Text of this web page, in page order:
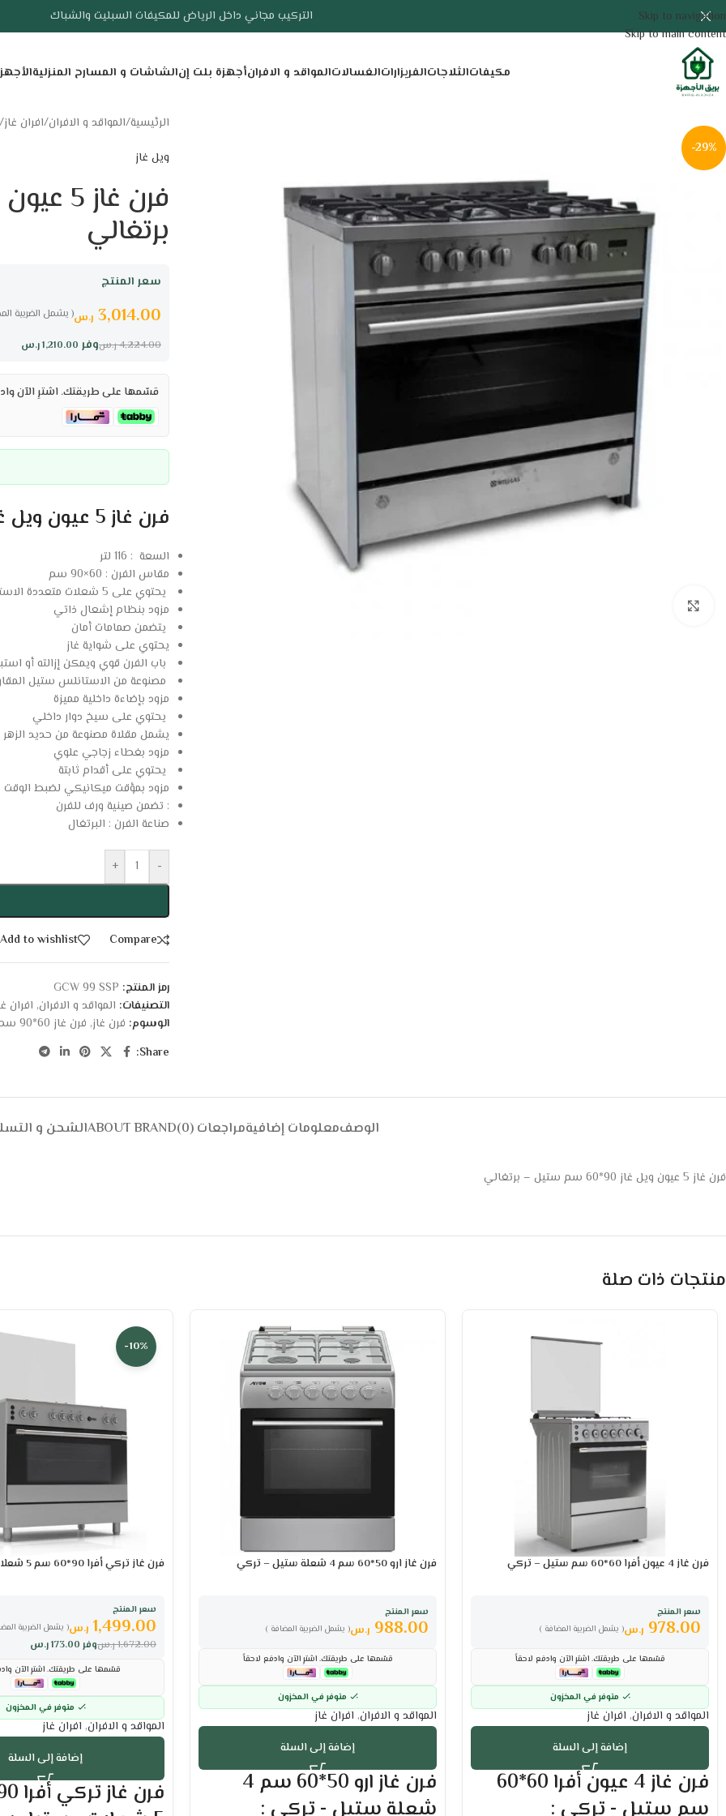
Skip to navigation
Skip to main content
التركيب مجاني داخل الرياض للمكيفات السبليت والشباك
مكيفاتالثلاجاتالفريزاراتالغسالاتالمواقد و الافرانأجهزة بلت إنالشاشات و المسارح المنزلية
-29%
الرئيسية/المواقد و الافران/افران غاز/
ويل غاز
برتغالي
سعر المنتج
( يشمل الضريبة 3,014.00 ر.س
وفر 1,210.00ر.س 4,224.00ر.س
قسّمها على طريقتك. اشترِ الآن
فرن غاز 5 عيون ويل غاز 90*60 سم ستيل – برتغالي :
السعة : 116 لتر
مقاس الفرن : 60×90 سم
يحتوي على 5 شعلات متعددة الاستخدام
مزود بنظام إشعال ذاتي
يتضمن صمامات أمان
يحتوي على شواية غاز
باب الفرن قوي ويمكن إزالته أو
مصنوعة من الاستانلس ستيل
مزود بإضاءة داخلية مميزة
يحتوي على سيخ دوار داخلي
يشمل مقلاة مصنوعة من حديد الزهر
مزود بغطاء زجاجي علوي
يحتوي على أقدام ثابتة
مزود بمؤقت ميكانيكي لضبط الوقت
: تضمن صينية ورف للفرن
صناعة الفرن : البرتغال
-
+
Compare
Add to wishlist
رمز المنتج: GCW 99 SSP
التصنيفات: المواقد و الافران, افران
الوسوم: فرن غاز, فرن غاز 60*90 سم
Share:
الوصفمعلومات إضافيةمراجعات (0) ABOUT BRANDالشحن و
فرن غاز 5 عيون ويل غاز 90*60 سم ستيل – برتغالي
منتجات ذات صلة
فرن غاز 4 عيون أفرا 60*60 سم ستيل – تركي
سعر المنتج
( يشمل الضريبة المضافة ) 978.00 ر.س
قسّمها على طريقتك. اشترِ الآن وادفع لاحقاً
متوفر في المخزون
المواقد و الافران, افران غاز
إضافة إلى السلة
فرن غاز 4 عيون أفرا 60*60
سم ستيل - تركي :
فرن غاز ارو 50*60 سم 4 شعلة ستيل – تركي
سعر المنتج
( يشمل الضريبة المضافة ) 988.00 ر.س
قسّمها على طريقتك. اشترِ الآن وادفع لاحقاً
متوفر في المخزون
المواقد و الافران, افران غاز
إضافة إلى السلة
فرن غاز ارو 50*60 سم 4
شعلة ستيل - تركي :
-10%
فرن غاز تركي أفرا 90*60 سم 5 شعلات – ستيل
سعر المنتج
( يشمل الضريبة
1,499.00 ر.س
وفر 173.00ر.س 1,672.00ر.س
قسّمها على طريقتك. اشترِ الآن
متوفر في المخزون
المواقد و الافران, افران غاز
إضافة إلى السلة